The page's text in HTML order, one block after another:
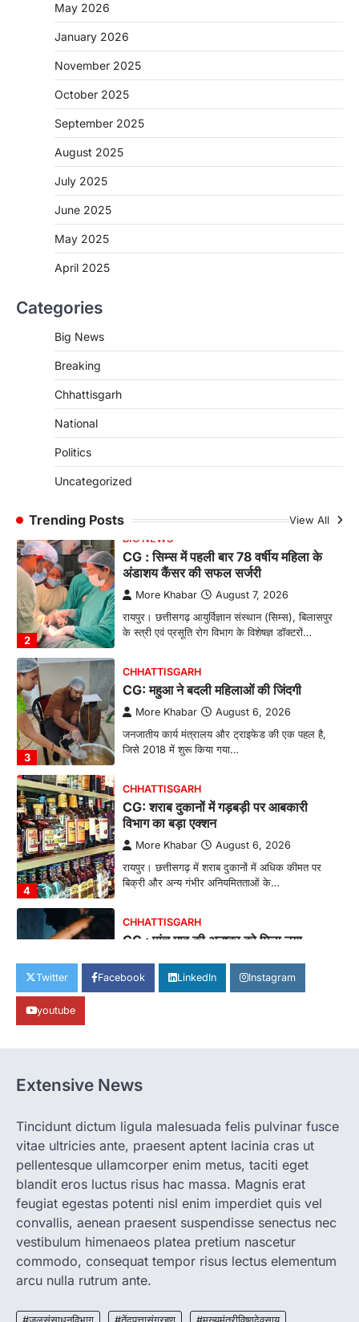
May 2026
January 2026
November 2025
October 2025
September 2025
August 2025
July 2025
June 2025
May 2025
April 2025
Categories
Big News
Breaking
Chhattisgarh
National
Politics
Uncategorized
Trending Posts View All
BIG NEWS
CG : सिम्स में पहली बार 78 वर्षीय महिला के
अंडाशय कैंसर की सफल सर्जरी
More Khabar August 7, 2026
रायपुर। छत्तीसगढ़ आयुर्विज्ञान संस्थान (सिम्स), बिलासपुर
CHHATTISGARH
More Khabar August 6, 2026
रायपुर। छत्तीसगढ़ में शराब दुकानों में अधिक कीमत पर
CHHATTISGARH
जीवन, चिरायु योजना से संभव हुई सफल सर्जरी
रायपुर। राष्ट्रीय बाल स्वास्थ्य कार्यक्रम (चिरायु) के तहत
2
BIG NEWS
CG : सिम्स में पहली बार 78 वर्षीय महिला के
अंडाशय कैंसर की सफल सर्जरी
More Khabar August 7, 2026
रायपुर। छत्तीसगढ़ आयुर्विज्ञान संस्थान (सिम्स), बिलासपुर
के स्त्री एवं प्रसूति रोग विभाग के विशेषज्ञ डॉक्टरों…
3
CHHATTISGARH
CG: महुआ ने बदली महिलाओं की जिंदगी
More Khabar August 6, 2026
जनजातीय कार्य मंत्रालय और ट्राइफेड की एक पहल है,
जिसे 2018 में शुरू किया गया…
4
CHHATTISGARH
CG: शराब दुकानों में गड़बड़ी पर आबकारी
विभाग का बड़ा एक्शन
More Khabar August 6, 2026
रायपुर। छत्तीसगढ़ में शराब दुकानों में अधिक कीमत पर
बिक्री और अन्य गंभीर अनियमितताओं के…
1
CHHATTISGARH
CG : पांच माह की अनुष्का को मिला नया
More Khabar August 7, 2026
अंडाशय कैंसर की सफल सर्जरी
रायपुर। छत्तीसगढ़ आयुर्विज्ञान संस्थान (सिम्स), बिलासपुर
के स्त्री एवं प्रसूति रोग विभाग के विशेषज्ञ डॉक्टरों…
CHHATTISGARH
CG: महुआ ने बदली महिलाओं की जिंदगी
More Khabar August 6, 2026
जनजातीय कार्य मंत्रालय और ट्राइफेड की एक पहल है,
जिसे 2018 में शुरू किया गया…
Twitter Facebook LinkedIn Instagram
youtube
Extensive News
Tincidunt dictum ligula malesuada felis pulvinar fusce
vitae ultricies ante, praesent aptent lacinia cras ut
pellentesque ullamcorper enim metus, taciti eget
blandit eros luctus risus hac massa. Magnis erat
feugiat egestas potenti nisl enim imperdiet quis vel
convallis, aenean praesent suspendisse senectus nec
vestibulum himenaeos platea pretium nascetur
commodo, consequat tempor risus lectus elementum
arcu nulla rutrum ante.